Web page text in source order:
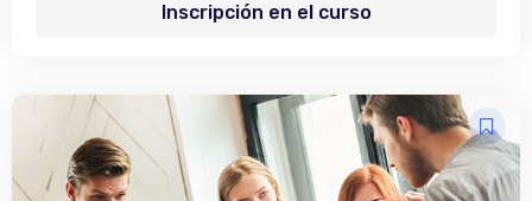
Inscripción en el curso